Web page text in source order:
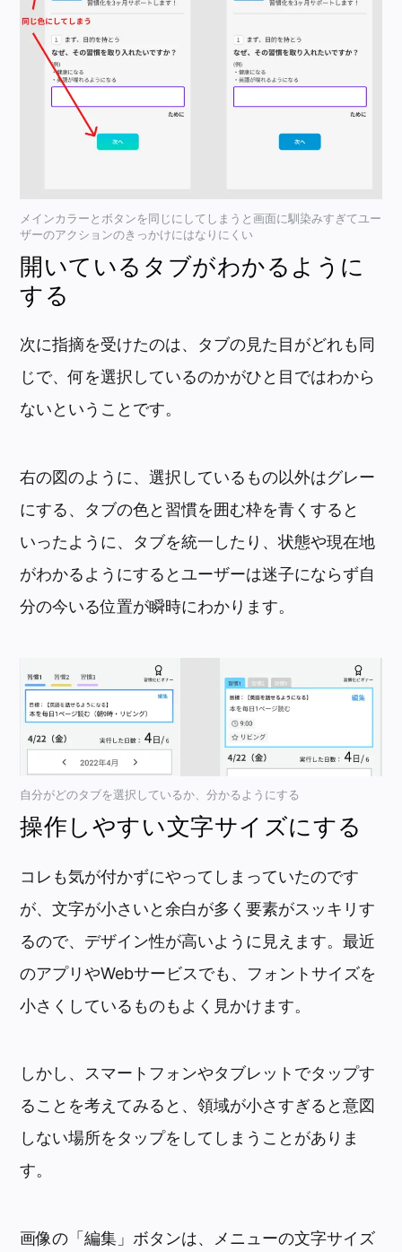
メインカラーとボタンを同じにしてしまうと画面に馴染みすぎてユー
ザーのアクションのきっかけにはなりにくい
開いているタブがわかるように
する
次に指摘を受けたのは、タブの見た目がどれも同
じで、何を選択しているのかがひと目ではわから
ないということです。
右の図のように、選択しているもの以外はグレー
にする、タブの色と習慣を囲む枠を青くすると
いったように、タブを統一したり、状態や現在地
がわかるようにするとユーザーは迷子にならず自
分の今いる位置が瞬時にわかります。
自分がどのタブを選択しているか、分かるようにする
操作しやすい文字サイズにする
コレも気が付かずにやってしまっていたのです
が、文字が小さいと余白が多く要素がスッキリす
るので、デザイン性が高いように見えます。最近
のアプリやWebサービスでも、フォントサイズを
小さくしているものもよく見かけます。
しかし、スマートフォンやタブレットでタップす
ることを考えてみると、領域が小さすぎると意図
しない場所をタップをしてしまうことがありま
す。
画像の「編集」ボタンは、メニューの文字サイズ